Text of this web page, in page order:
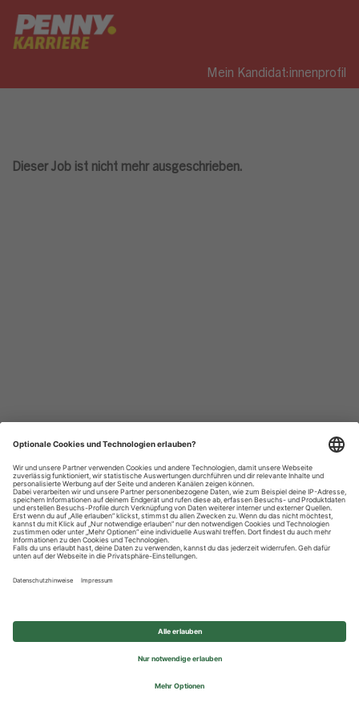
Mein Kandidat:innenprofil
Dieser Job ist nicht mehr ausgeschrieben.
Datenschutzhinweise
Impressum
Privatsphäre-Einstellungen
© 2026 REWE Group - All rights reserved